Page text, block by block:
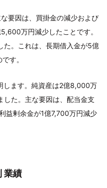
要因は、買掛金の減少および
万円減少したことです。
た。これは、長期借入金が5億
す。
します。純資産は2億8,000万
た。主な要因は、配当金支
益剰余金が1億7,700万円減少
業績